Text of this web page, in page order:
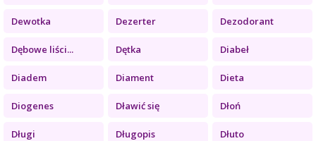
Dewotka Dezerter Dezodorant
Dębowe liści... Dętka Diabeł
Diadem Diament Dieta
Diogenes Dławić się Dłoń
Długi Długopis Dłuto